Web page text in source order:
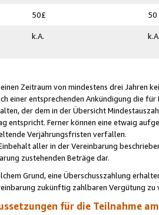
50£ 50
k.A.
Zeitraum von mindestens drei Jahren
einer entsprechenden Ankündigung die
der dem in der Übersicht
entspricht. Ferner können eine etwaig
Verjährungsfristen verfallen.
aller in der Vereinbarung
zustehenden Beträge dar.
Grund, eine Überschusszahlung
zukünftig zahlbaren Vergütung zu
für die Teilnahme